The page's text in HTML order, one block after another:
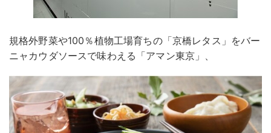
規格外野菜や100％植物工場育ちの「京橋レタス」をバー
ニャカウダソースで味わえる「アマン東京」、